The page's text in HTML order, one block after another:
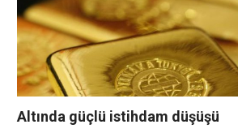
Altında güçlü istihdam düşüşü